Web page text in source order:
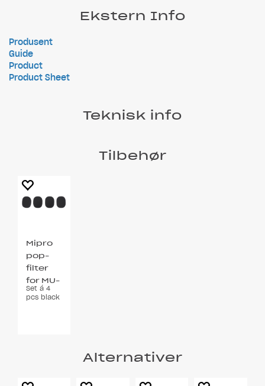
Ekstern Info
Produsent
Guide
Product
Product Sheet
Teknisk info
Tilbehør
Mipro
pop-
filter
for MU-
53
Set á 4
pcs black
Alternativer